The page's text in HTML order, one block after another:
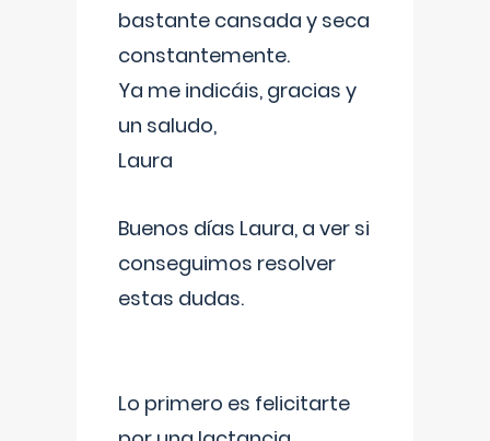
bastante cansada y seca
constantemente.
Ya me indicáis, gracias y
un saludo,
Laura
Buenos días Laura, a ver si
conseguimos resolver
estas dudas.
Lo primero es felicitarte